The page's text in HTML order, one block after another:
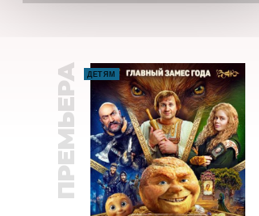
ПРЕМЬЕРА ДЕТЯМ